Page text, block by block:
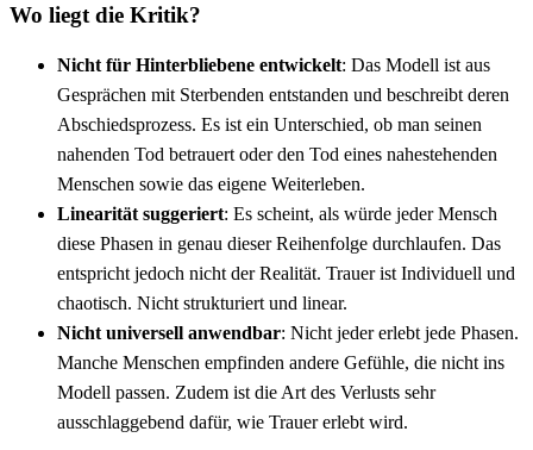
Wo liegt die Kritik?
Nicht für Hinterbliebene entwickelt: Das Modell ist aus
Gesprächen mit Sterbenden entstanden und beschreibt deren
Abschiedsprozess. Es ist ein Unterschied, ob man seinen
nahenden Tod betrauert oder den Tod eines nahestehenden
Menschen sowie das eigene Weiterleben.
Linearität suggeriert: Es scheint, als würde jeder Mensch
diese Phasen in genau dieser Reihenfolge durchlaufen. Das
entspricht jedoch nicht der Realität. Trauer ist Individuell und
chaotisch. Nicht strukturiert und linear.
Nicht universell anwendbar: Nicht jeder erlebt jede Phasen.
Manche Menschen empfinden andere Gefühle, die nicht ins
Modell passen. Zudem ist die Art des Verlusts sehr
ausschlaggebend dafür, wie Trauer erlebt wird.